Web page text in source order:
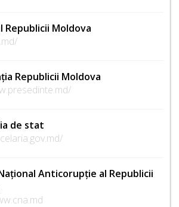
Republicii Moldova
Republicii Moldova
de stat
Anticorupție al Republicii